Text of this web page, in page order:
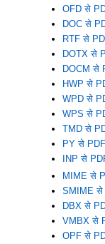
OFD से
DOC से
RTF से
DOTX से
DOCM से
HWP से
WPD से
WPS से
TMD से
PY से PDF
INP से
MIME से
SMIME से
DBX से
VMBX से
OPF से